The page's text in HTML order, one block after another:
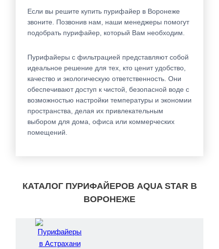
Если вы решите купить пурифайер в Воронеже
звоните. Позвонив нам, наши менеджеры помогут
подобрать пурифайер, который Вам необходим.
Пурифайеры с фильтрацией представляют собой
идеальное решение для тех, кто ценит удобство,
качество и экологическую ответственность. Они
обеспечивают доступ к чистой, безопасной воде с
возможностью настройки температуры и экономии
пространства, делая их привлекательным
выбором для дома, офиса или коммерческих
помещений.
КАТАЛОГ ПУРИФАЙЕРОВ AQUA STAR В
ВОРОНЕЖЕ